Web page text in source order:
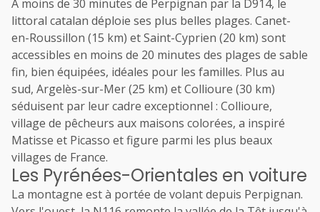
À moins de 30 minutes de Perpignan par la D914, le
littoral catalan déploie ses plus belles plages. Canet-
en-Roussillon (15 km) et Saint-Cyprien (20 km) sont
accessibles en moins de 20 minutes des plages de sable
fin, bien équipées, idéales pour les familles. Plus au
sud, Argelès-sur-Mer (25 km) et Collioure (30 km)
séduisent par leur cadre exceptionnel : Collioure,
village de pêcheurs aux maisons colorées, a inspiré
Matisse et Picasso et figure parmi les plus beaux
villages de France.
Les Pyrénées-Orientales en voiture
La montagne est à portée de volant depuis Perpignan.